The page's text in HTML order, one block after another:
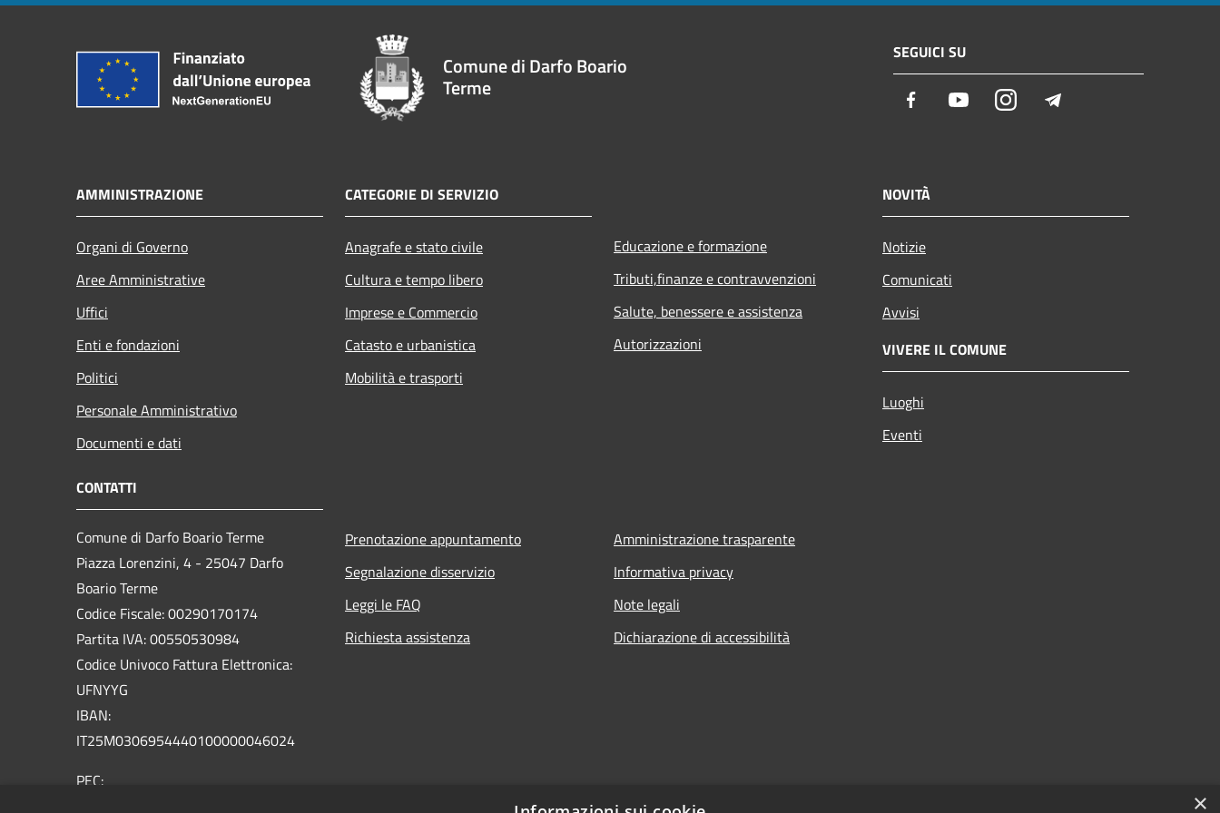
Comune di Darfo Boario
Terme
SEGUICI SU
Facebook YoutubeInstagram
AMMINISTRAZIONE
Organi di Governo
Aree Amministrative
Uffici
Enti e fondazioni
Politici
Personale Amministrativo
Documenti e dati
CATEGORIE DI SERVIZIO
Anagrafe e stato civile
Cultura e tempo libero
Imprese e Commercio
Catasto e urbanistica
Mobilità e trasporti
Educazione e formazione
Tributi,finanze e contravvenzioni
Salute, benessere e assistenza
Autorizzazioni
NOVITÀ
Notizie
Comunicati
Avvisi
VIVERE IL COMUNE
Luoghi
Eventi
CONTATTI
Comune di Darfo Boario Terme
Piazza Lorenzini, 4 - 25047 Darfo
Boario Terme
Codice Fiscale: 00290170174
Partita IVA: 00550530984
Codice Univoco Fattura Elettronica:
UFNYYG
IBAN:
IT25M0306954440100000046024
PEC:
Prenotazione appuntamento
Segnalazione disservizio
Leggi le FAQ
Richiesta assistenza
Amministrazione trasparente
Informativa privacy
Note legali
Dichiarazione di accessibilità
×